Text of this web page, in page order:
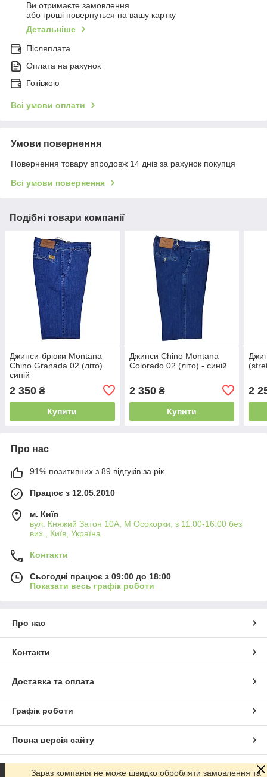
Ви отримаєте замовлення
або гроші повернуться на вашу картку
Детальніше
Післяплата
Оплата на рахунок
Готівкою
Всі умови оплати
Умови повернення
Повернення товару впродовж 14 днів за рахунок покупця
Всі умови повернення
Подібні товари компанії
Джинси-брюки Montana
Chino Granada 02 (літо)
синій
2 350 ₴
Купити
Джинси Chino Montana
Colorado 02 (літо) - синій
2 350₴
Купити
2
Про нас
91% позитивних з 89 відгуків за рік
Працює з 12.05.2010
м. Київ
вул. Княжий Затон 10А, М Осокорки, з 11:00-16:00 без
вих., Київ, Україна
Контакти
Сьогодні працює з 09:00 до 18:00
Показати весь графік роботи
Про нас
Контакти
Доставка та оплата
Графік роботи
Повна версія сайту
Сайт створено на маркетплейсі Prom.ua
Зараз компанія не може швидко обробляти замовлення та